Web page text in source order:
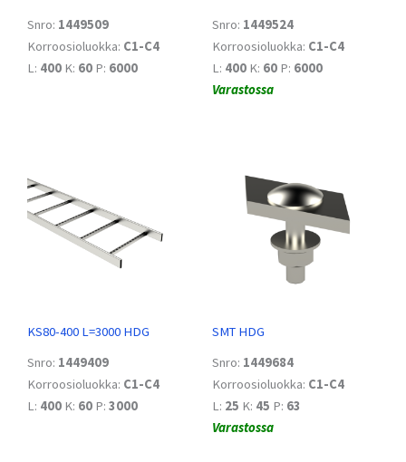
Snro: 1449509
Korroosioluokka: C1-C4
L: 400 K: 60 P: 6000
Snro: 1449524
Korroosioluokka: C1-C4
L: 400 K: 60 P: 6000
Varastossa
KS80-400 L=3000 HDG
Snro: 1449409
Korroosioluokka: C1-C4
L: 400 K: 60 P: 3000
SMT HDG
Snro: 1449684
Korroosioluokka: C1-C4
L: 25 K: 45 P: 63
Varastossa